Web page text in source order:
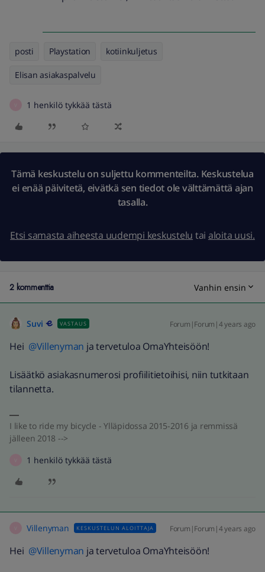
posti Playstation kotiinkuljetus
Elisan asiakaspalvelu
1 henkilö tykkää tästä
Tämä keskustelu on suljettu kommenteilta. Keskustelua
ei enää päivitetä, eivätkä sen tiedot ole välttämättä ajan
tasalla.
Etsi samasta aiheesta uudempi keskustelu tai aloita uusi.
2 kommenttia Vanhin ensin
Suvi VASTAUS Forum|Forum|4 years ago
Hei @Villenyman ja tervetuloa OmaYhteisöön!
Lisäätkö asiakasnumerosi profiilitietoihisi, niin tutkitaan
tilannetta.
I like to ride my bicycle - Ylläpidossa 2015-2016 ja remmissä
jälleen 2018 -->
1 henkilö tykkää tästä
Villenyman KESKUSTELUN ALOITTAJA Forum|Forum|4 years ago
Hei @Villenyman ja tervetuloa OmaYhteisöön!